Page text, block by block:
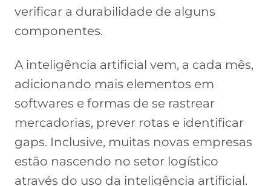
verificar a durabilidade de alguns
componentes.
A inteligência artificial vem, a cada mês,
adicionando mais elementos em
softwares e formas de se rastrear
mercadorias, prever rotas e identificar
gaps. Inclusive, muitas novas empresas
estão nascendo no setor logístico
através do uso da inteligência artificial.